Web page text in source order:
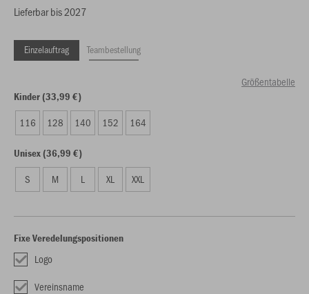
Lieferbar bis 2027
Einzelauftrag Teambestellung
Größentabelle
Kinder (33,99 €)
116 128 140 152 164
Unisex (36,99 €)
S M L XL XXL
Fixe Veredelungspositionen
Logo
Vereinsname